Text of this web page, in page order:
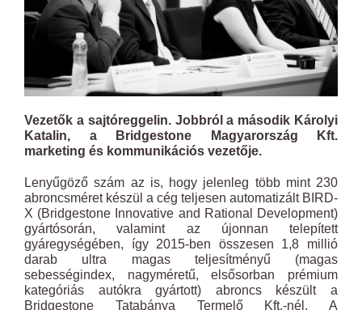
Vezetők a sajtóreggelin. Jobbról a második Károlyi
Katalin, a Bridgestone Magyarország Kft.
marketing és kommunikációs vezetője.
Lenyűgöző szám az is, hogy jelenleg több mint 230
abroncsméret készül a cég teljesen automatizált BIRD-
X (Bridgestone Innovative and Rational Development)
gyártósorán, valamint az újonnan telepített
gyáregységében, így 2015-ben összesen 1,8 millió
darab ultra magas teljesítményű (magas
sebességindex, nagyméretű, elsősorban prémium
kategóriás autókra gyártott) abroncs készült a
Bridgestone Tatabánya Termelő Kft.-nél. A